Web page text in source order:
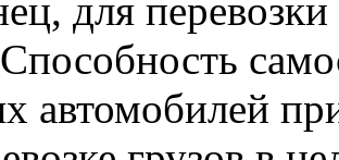
для
автомобилей